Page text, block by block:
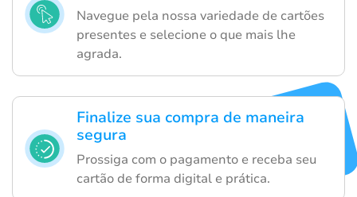
Navegue pela nossa variedade de cartões
presentes e selecione o que mais lhe
agrada.
Finalize sua compra de maneira
segura
Prossiga com o pagamento e receba seu
cartão de forma digital e prática.